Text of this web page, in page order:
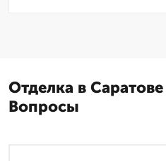
Отделка в
Вопросы